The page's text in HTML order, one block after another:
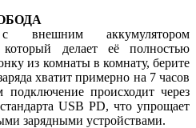
внешним аккумулятором
который делает её полностью
из комнаты в комнату, берите
хватит примерно на 7 часов
подключение происходит через
USB PD, что упрощает
зарядными устройствами.